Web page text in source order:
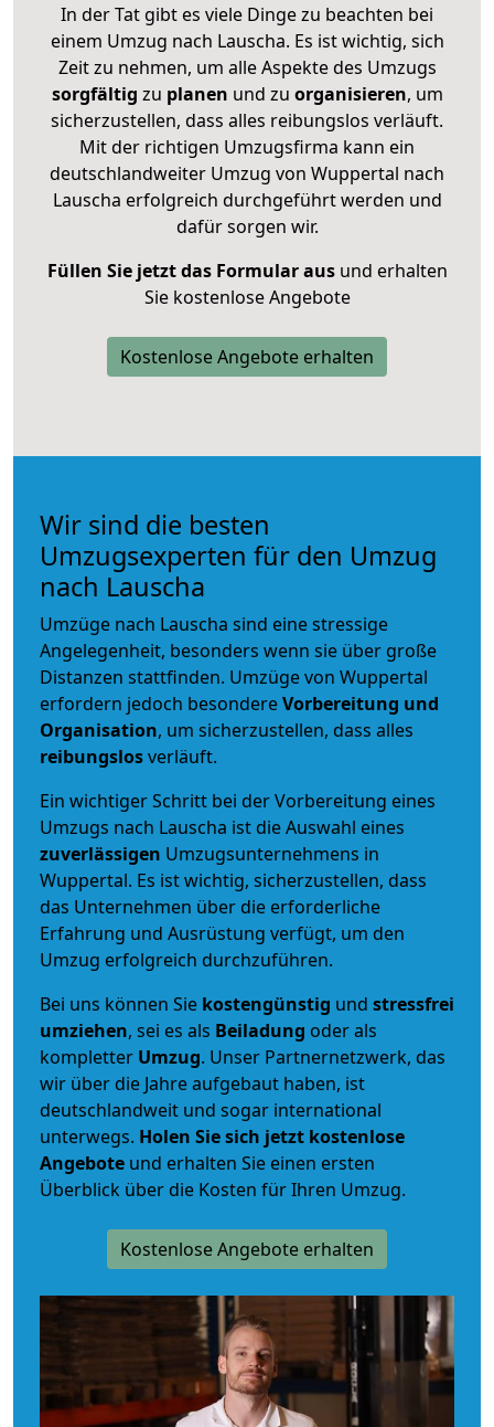
In der Tat gibt es viele Dinge zu beachten bei
einem Umzug nach Lauscha. Es ist wichtig, sich
Zeit zu nehmen, um alle Aspekte des Umzugs
sorgfältig zu planen und zu organisieren, um
sicherzustellen, dass alles reibungslos verläuft.
Mit der richtigen Umzugsfirma kann ein
deutschlandweiter Umzug von Wuppertal nach
Lauscha erfolgreich durchgeführt werden und
dafür sorgen wir.
Füllen Sie jetzt das Formular ausund erhalten
Sie kostenlose Angebote
Kostenlose Angebote erhalten
Wir sind die besten
Umzugsexperten für den Umzug
nach Lauscha
Umzüge nach Lauscha sind eine stressige
Angelegenheit, besonders wenn sie über große
Distanzen stattfinden. Umzüge von Wuppertal
erfordern jedoch besondereVorbereitung und
Organisation, um sicherzustellen, dass alles
reibungslosverläuft.
Ein wichtiger Schritt bei der Vorbereitung eines
Umzugs nach Lauscha ist die Auswahl eines
zuverlässigen Umzugsunternehmens in
Wuppertal. Es ist wichtig, sicherzustellen, dass
das Unternehmen über die erforderliche
Erfahrung und Ausrüstung verfügt, um den
Umzug erfolgreich durchzuführen.
Bei uns können Sie kostengünstig und stressfrei
umziehen, sei es als Beiladung oder als
kompletter Umzug. Unser Partnernetzwerk, das
wir über die Jahre aufgebaut haben, ist
deutschlandweit und sogar international
unterwegs. Holen Sie sich jetzt kostenlose
Angebote und erhalten Sie einen ersten
Überblick über die Kosten für Ihren Umzug.
Kostenlose Angebote erhalten